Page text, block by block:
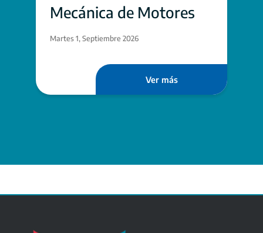
Mecánica de Motores
Martes 1, Septiembre 2026
Ver más